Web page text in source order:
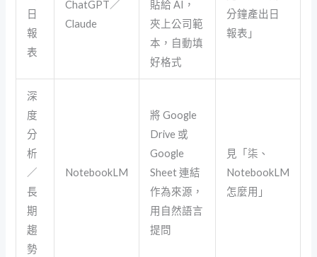
日
報
表
ChatGPT／
Claude
貼給 AI，
夾上公司範
本，自動填
好格式
分鐘產出日
報表」
深
度
分
析
／
長
期
趨
勢
NotebookLM
將 Google
Drive 或
Google
Sheet 連結
作為來源，
用自然語言
提問
見「柒、
NotebookLM
怎麼用」